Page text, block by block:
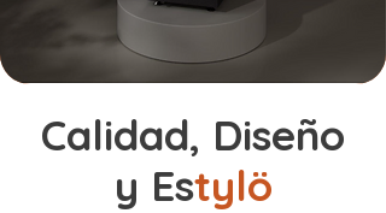
Calidad, Diseño
y Estylö